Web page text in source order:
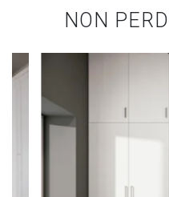
NON